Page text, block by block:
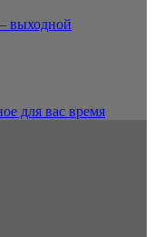
выходной
для вас время